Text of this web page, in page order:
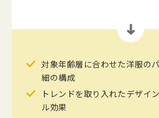
対象年齢層に合わせた洋服の
細の構成
トレンドを取り入れたデザイ
ル効果